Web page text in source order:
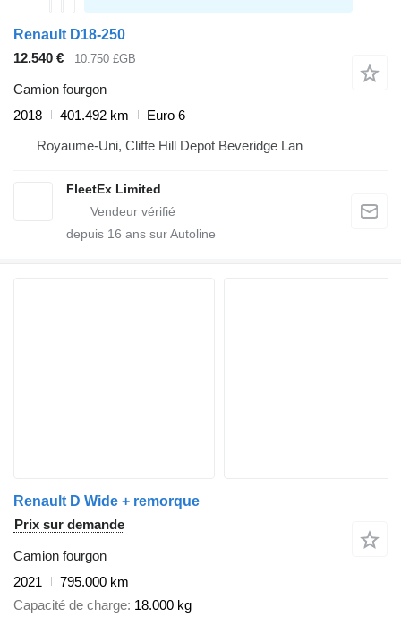
Renault D18-250
12.540 €
10.750 £GB
Camion fourgon
2018
401.492 km
Euro 6
Royaume-Uni, Cliffe Hill Depot Beveridge Lan
FleetEx Limited
depuis 16 ans sur Autoline
Renault D Wide + remorque
Prix sur demande
Camion fourgon
2021
795.000 km
Capacité de charge 18.000 kg